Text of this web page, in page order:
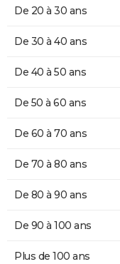
De 20 à 30 ans
De 30 à 40 ans
De 40 à 50 ans
De 50 à 60 ans
De 60 à 70 ans
De 70 à 80 ans
De 80 à 90 ans
De 90 à 100 ans
Plus de 100 ans